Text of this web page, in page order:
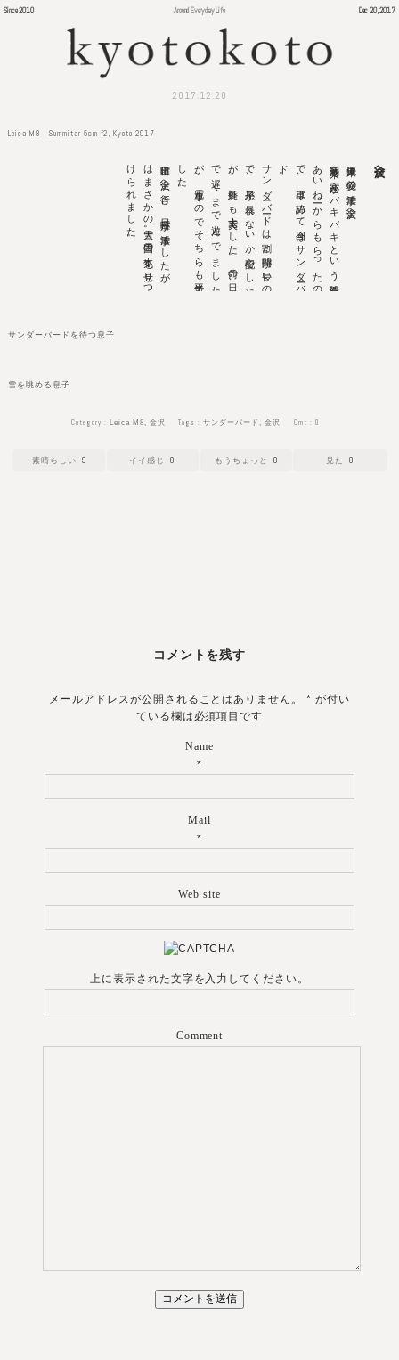
Since 2010 Around Everyday Life Dec 20, 2017
2017.12.20
Leica M8 Summitar 5cm f2, Kyoto 2017
金沢へ
先週末は義父の法事で金沢へ。
寒波到来で
高速が
バ
キ
バ
キ
と
い
う
情報を
あ
い
ね
ーか
ら
も
ら
っ
た
の
で
、
車は
諦め
て
今回は
サ
ン
ダ
ーバ
ー
ド
。
サ
ン
ダ
ーバ
ード
は
割と
時間が
長い
の
で
、
息子が
暴れ
な
い
か
心配で
し
た
が
、
意外に
も
大丈夫で
し
た
。
前の
日、
忘年会
で
遅
く
ま
で
遊
ん
で
ま
し
た
が
、
電車な
の
で
そ
ち
ら
も
平気で
し
た
。
土曜日に
金沢へ
行き
、
日曜日が
法事で
し
た
が
、
日曜
は
ま
さ
か
の
大雪。
雪国の
本気を
見せ
つ
け
ら
れ
ま
し
た
。
サンダーバードを待つ息子
雪を眺める息子
9 0 0 0
Category : Leica M8, 金沢 Tags :サンダーバード,金沢 Cmt :0
コメントを残す
メールアドレスが公開されることはありません。* が付い
ている欄は必須項目です
Name
*
Mail
*
Web site
上に表示された文字を入力してください。
Comment